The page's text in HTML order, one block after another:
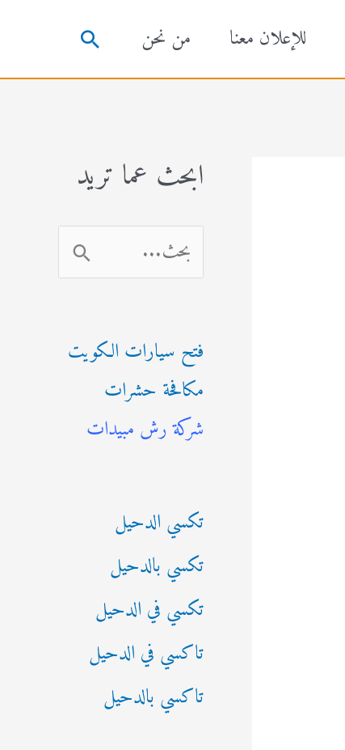
للإعلان معنا من نحن البحث
ابحث عما تريد
ل
ح
ث
ع
:
فتح سيارات الكويت
مكافحة حشرات
شركة رش مبيدات
تكسي الدحيل
تكسي بالدحيل
تكسي في الدحيل
تاكسي في الدحيل
تاكسي بالدحيل